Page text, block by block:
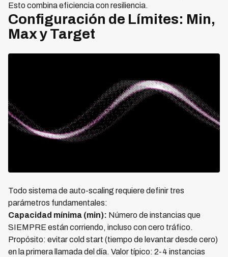
Esto combina eficiencia con resiliencia.
Configuración de Límites: Min,
Max y Target
Todo sistema de auto-scaling requiere definir tres
parámetros fundamentales:
Capacidad mínima (min): Número de instancias que
SIEMPRE están corriendo, incluso con cero tráfico.
Propósito: evitar cold start (tiempo de levantar desde cero)
en la primera llamada del día. Valor típico: 2-4 instancias